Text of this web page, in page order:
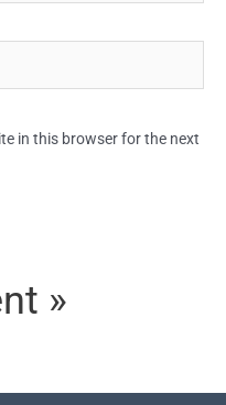
in this browser for the next